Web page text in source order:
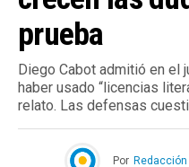
prueba
Diego Cabot admitió en el
haber usado “licencias
relato. Las defensas
Por Redacción